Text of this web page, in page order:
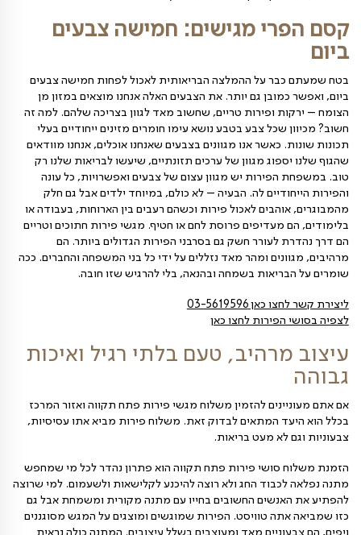
יום הולדת כבר לא מתקשרת עבורנו רק לעוגות, ממתקים
בכל מסיבה, כפי שיודעים היום יותר מתמיד, אפשר
שולחן הכיבוד זר פירות מרשים, שילהיב לא פחות את
והגדולים. כאשר מגישים פירות בצורה מסוגננת, כשהם
ההזמנה ומגיעים ישירות ליעד המבוקש, הם מעוררי
מכל כיבוד אחר שנהוג להגיש. מגש פירות חתוכים או מגש
לא רק יעשו חשק לאכול, הם גם יפתיעו את האורחים
חשבו או לא מכירים את הרעיון. מגשי פירות חתוכים
פתח תקווה – הדרך להרשים בקלות עם כיבוד טעים
קלאס באפס מאמץ.
מגישים: חמישה צבעים
על ההמלצה הבריאותית לאכול לפחות חמישה צבעים
גם יותר. את הצבעים האלה אנחנו מוצאים במזון מן
ופירות טריים, שחשוב מאד לגוון בצריכה שלהם. למה זה
צבע בטבע נושא עימו חומרים מזינים ייחודיים בעלי
כאשר אנו מגוונים בצבעים שאנחנו אוכלים, אנחנו מוודאים
מגוון של ערכים תזונתיים, שיעשו לבריאות שלנו רק
לה. הבעיה – לא כולם, במיוחד ילדים אבל גם חלק
לאכול פירות וכשהם רעבים בין הארוחות, בעבודה או
מעדיפים פרוסת לחם או חטיף. מגשי פירות חתוכים וטריים
לעורר חשק גם בסרבני הפירות הגדולים ביותר. הם